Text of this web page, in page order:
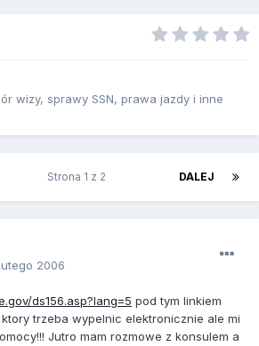
wizy, sprawy SSN, prawa jazdy i inne
DALEJ
Strona 1 z 2
2006
ds156.asp?lang=5 pod tym linkiem
trzeba wypelnic elektronicznie ale mi
Jutro mam rozmowe z konsulem a